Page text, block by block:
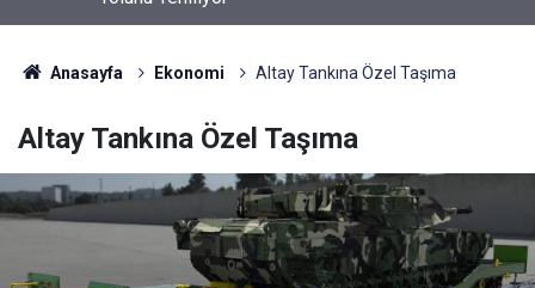
Anasayfa Ekonomi Altay Tankına Özel Taşıma
Altay Tankına Özel Taşıma